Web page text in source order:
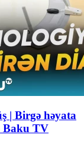
| Birgə həyata
Baku TV